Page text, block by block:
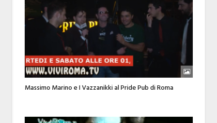
Massimo Marino e I Vazzanikki al Pride Pub di Roma